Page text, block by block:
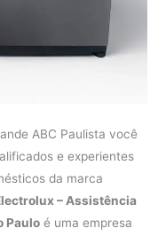
ABC Paulista você
e experientes
da marca
– Assistência
Paulo é uma empresa